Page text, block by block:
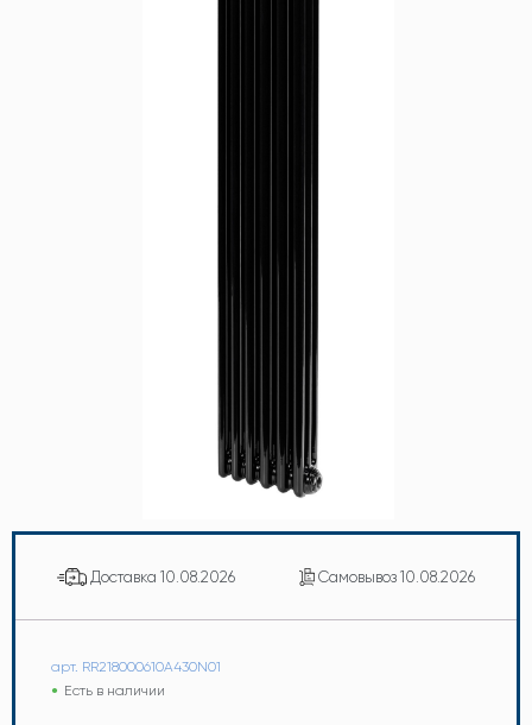
Доставка 10.08.2026 Самовывоз 10.08.2026
арт. RR218000610A430N01
Есть в наличии